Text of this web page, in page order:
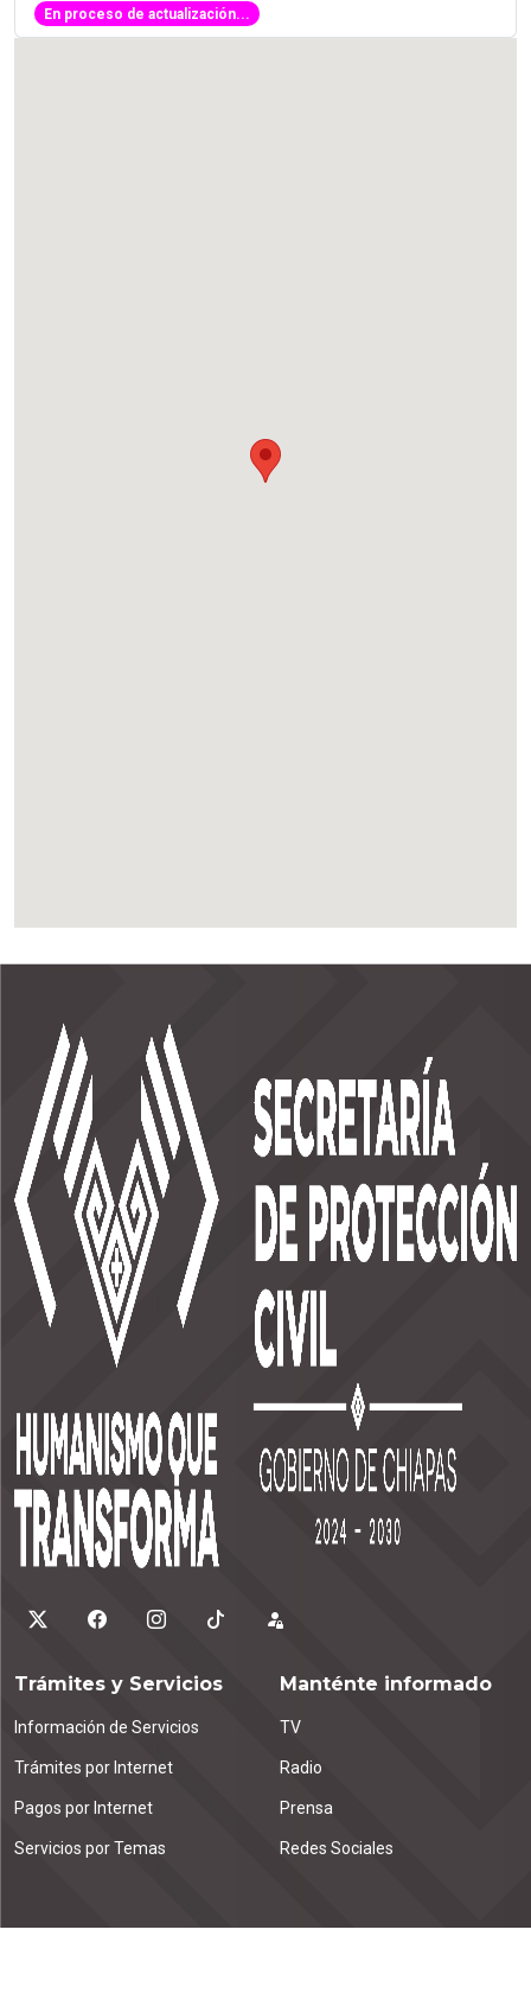
En proceso de actualización...
Trámites y Servicios
Información de Servicios
Trámites por Internet
Pagos por Internet
Servicios por Temas
Manténte informado
TV
Radio
Prensa
Redes Sociales